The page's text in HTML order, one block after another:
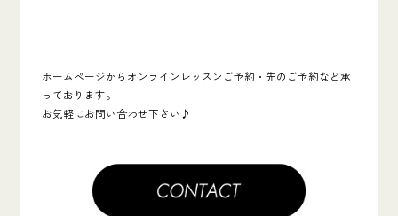
ホームページからオンラインレッスンご予約・先のご予約など承
っております。
お気軽にお問い合わせ下さい♪